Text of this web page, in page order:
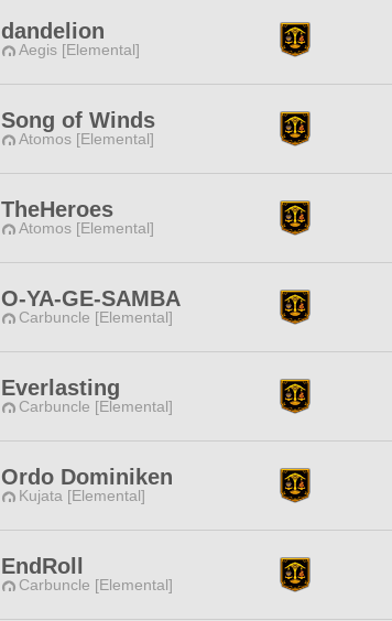
dandelion
Aegis [Elemental]
Song of Winds
Atomos [Elemental]
TheHeroes
Atomos [Elemental]
O-YA-GE-SAMBA
Carbuncle [Elemental]
Everlasting
Carbuncle [Elemental]
Ordo Dominiken
Kujata [Elemental]
EndRoll
Carbuncle [Elemental]